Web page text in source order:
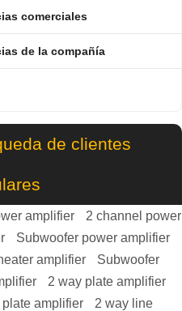
comerciales
de la compañía
de clientes
amplifier
2 channel power
Subwoofer power amplifier
amplifier
Subwoofer
2 way plate amplifier
amplifier
2 way line